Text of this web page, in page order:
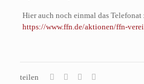
Hier auch noch einmal das Telefonat
https://www.ffn.de/aktionen/ffn-
teilen